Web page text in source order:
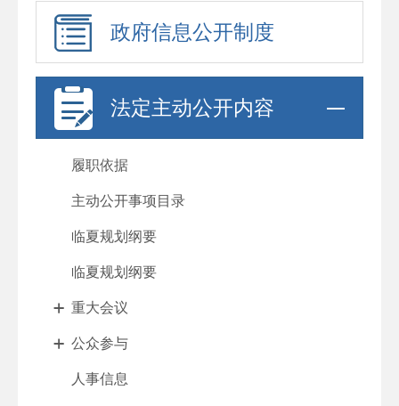
政府信息公开制度
法定主动公开内容
履职依据
主动公开事项目录
临夏规划纲要
临夏规划纲要
重大会议
公众参与
人事信息